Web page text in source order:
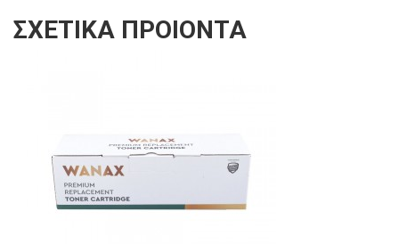
ΣΧΕΤΙΚΑ ΠΡΟΙΟΝΤΑ